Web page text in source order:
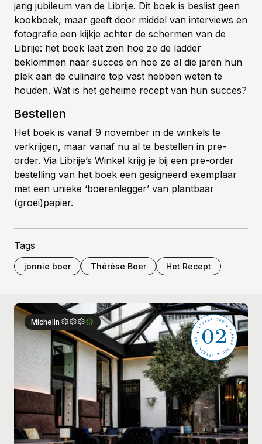
jarig jubileum van de Librije. Dit boek is beslist geen
kookboek, maar geeft door middel van interviews en
fotografie een kijkje achter de schermen van de
Librije: het boek laat zien hoe ze de ladder
beklommen naar succes en hoe ze al die jaren hun
plek aan de culinaire top vast hebben weten te
houden. Wat is het geheime recept van hun succes?
Bestellen
Het boek is vanaf 9 november in de winkels te
verkrijgen, maar vanaf nu al te bestellen in pre-
order. Via Librije’s Winkel krijg je bij een pre-order
bestelling van het boek een gesigneerd exemplaar
met een unieke ‘boerenlegger’ van plantbaar
(groei)papier.
Tags
jonnie boer Thérèse Boer Het Recept
02
Michelin